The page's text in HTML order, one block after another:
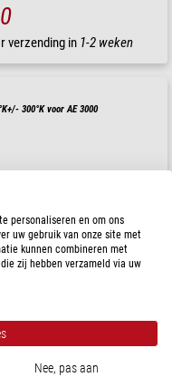
verzending in 1-2 weken
300°K voor AE 3000
verzending in1-2 weken
personaliseren en om ons
uw gebruik van onze site met
kunnen combineren met
zij hebben verzameld via uw
Nee, pas aan